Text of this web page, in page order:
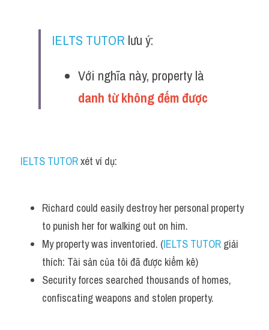
IELTS TUTOR lưu ý:
danh từ không đếm được
IELTS TUTOR xét ví dụ:
Richard could easily destroy her personal property
to punish her for walking out on him.
My property was inventoried. (IELTS TUTOR giải
thích: Tài sản của tôi đã được kiểm kê)
Security forces searched thousands of homes,
confiscating weapons and stolen property.